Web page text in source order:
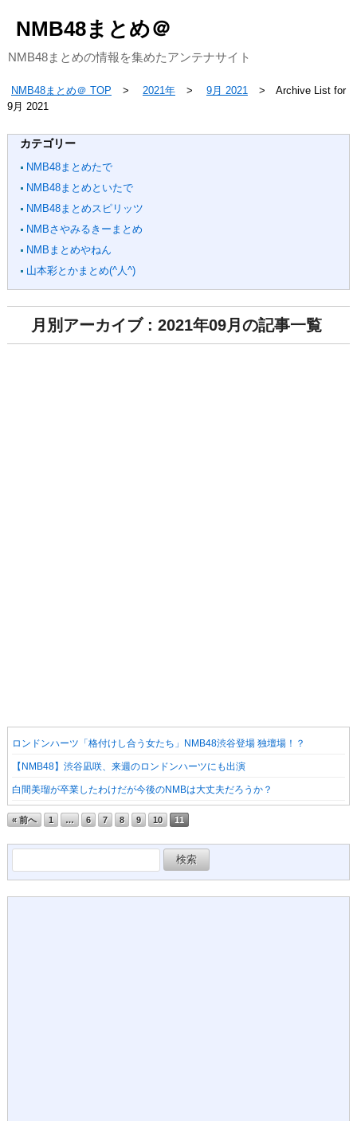
NMB48まとめ＠
NMB48まとめの情報を集めたアンテナサイト
NMB48まとめ＠ TOP 2021年 9月 2021
Archive List for
9月 2021
カテゴリー
NMB48まとめたで
NMB48まとめといたで
NMB48まとめスピリッツ
NMBさやみるきーまとめ
NMBまとめやねん
山本彩とかまとめ(^人^)
月別アーカイブ : 2021年09月の記事一覧
ロンドンハーツ「格付けし合う女たち」NMB48渋谷登場 独壇場！？
【NMB48】渋谷凪咲、来週のロンドンハーツにも出演
白間美瑠が卒業したわけだが今後のNMBは大丈夫だろうか？
« 前へ 1 … 6 7 8 9 10 11
索: